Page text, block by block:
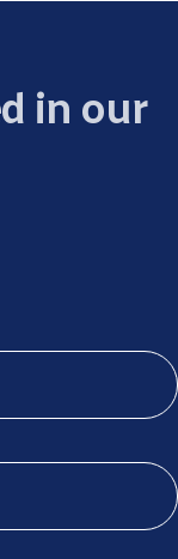
in our